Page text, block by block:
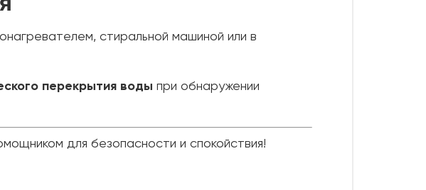
стиральной машиной или в
перекрытия воды при обнаружении
для безопасности и спокойствия!